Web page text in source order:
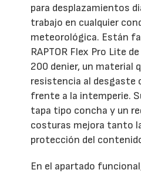
para desplazamientos
trabajo en cualquier
meteorológica. Están
RAPTOR Flex Pro Lite
200 denier, un material
resistencia al desgaste
frente a la intemperie.
tapa tipo concha y un
costuras mejora tanto
protección del
En el apartado